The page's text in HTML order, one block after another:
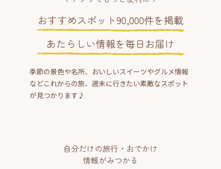
おすすめスポット90,000件を掲載
あたらしい情報を毎日お届け
季節の景色や名所、おいしいスイーツやグルメ情報
などこれからの旅、週末に行きたい素敵なスポット
が見つかります♪
自分だけの旅行・おでかけ
情報がみつかる